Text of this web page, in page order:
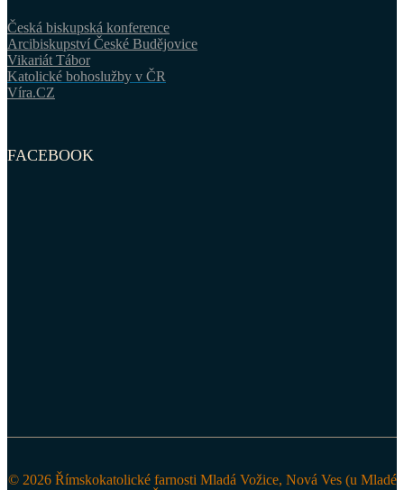
Česká biskupská konference
Arcibiskupství České Budějovice
Vikariát Tábor
Katolické bohoslužby v ČR
Víra.CZ
FACEBOOK
© 2026 Římskokatolické farnosti Mladá Vožice, Nová Ves (u Mladé